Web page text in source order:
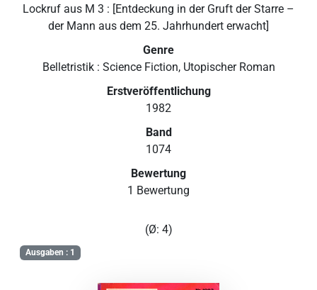
Lockruf aus M 3 : [Entdeckung in der Gruft der Starre –
der Mann aus dem 25. Jahrhundert erwacht]
Genre
Belletristik : Science Fiction, Utopischer Roman
Erstveröffentlichung
1982
Band
1074
Bewertung
1 Bewertung
(Ø: 4)
Ausgaben : 1